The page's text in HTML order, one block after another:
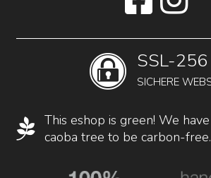
SSL-256
SICHERE
This eshop is green! We
caoba tree to be carbon-free.